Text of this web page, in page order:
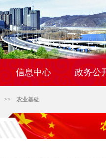
信息中心 政务公
>> 农业基础